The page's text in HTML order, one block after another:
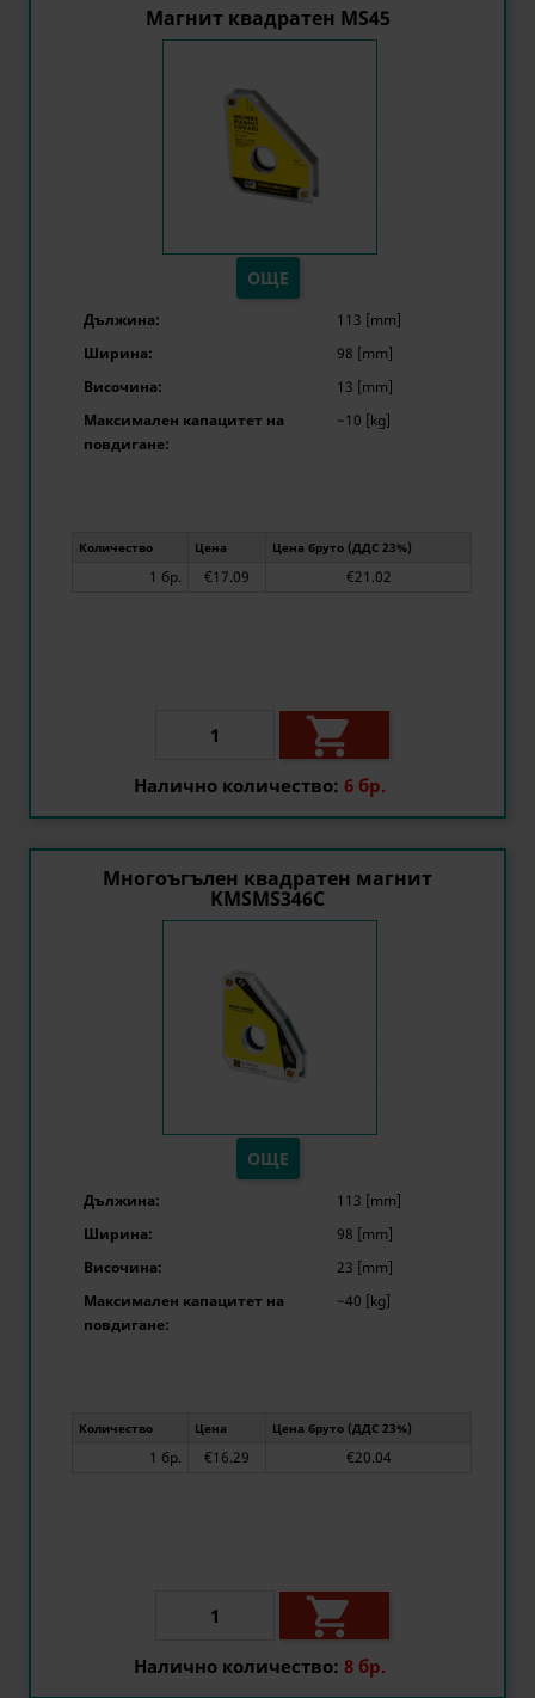
Магнит квадратен MS45
ОЩЕ
Дължина:
113 [mm]
Ширина:
98 [mm]
Височина:
13 [mm]
Максимален капацитет на
повдигане:
~10 [kg]
Количество Цена Цена бруто (ДДС 23%)
1 бр. €17.09 €21.02

Налично количество: 6 бр.
Многоъгълен квадратен магнит
KMSMS346C
ОЩЕ
Дължина:
113 [mm]
Ширина:
98 [mm]
Височина:
23 [mm]
Максимален капацитет на
повдигане:
~40 [kg]
Количество Цена Цена бруто (ДДС 23%)
1 бр. €16.29 €20.04

Налично количество: 8 бр.